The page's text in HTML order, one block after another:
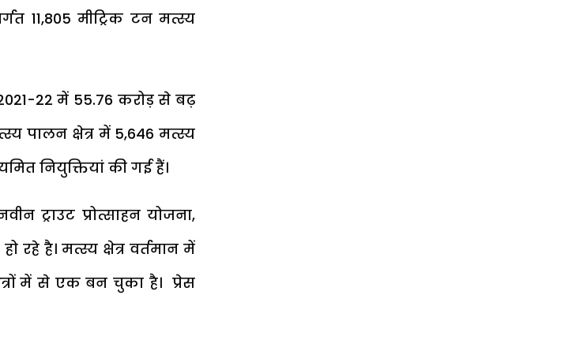
11,805 मीट्रिक टन मत्स्य
22 में ₹55.76 करोड़ से बढ़
पालन क्षेत्र में 5,646 मत्स्य
नियुक्तियां की गई हैं।
ट्राउट प्रोत्साहन योजना,
रहे है। मत्स्य क्षेत्र वर्तमान में
में से एक बन चुका है। प्रेस